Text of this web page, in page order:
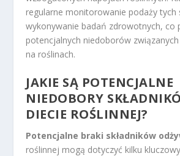
regularne monitorowanie podaży tych
wykonywanie badań zdrowotnych, co
potencjalnych niedoborów
na roślinach.
JAKIE SĄ POTENCJALNE
NIEDOBORY
DIECIE ROŚLINNEJ?
Potencjalne braki składników
roślinnej mogą dotyczyć kilku